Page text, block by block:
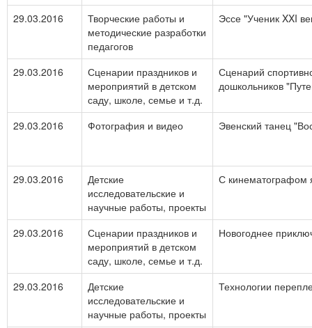
29.03.2016
Творческие работы и
методические разработки
педагогов
Эссе "Ученик XXI
29.03.2016
Сценарии праздников и
мероприятий в детском
саду, школе, семье и т.д.
Сценарий
дошкольников
29.03.2016 Фотография и видео Эвенский танец
29.03.2016
Детские
исследовательские и
научные работы, проекты
С кинематографом
29.03.2016
Сценарии праздников и
мероприятий в детском
саду, школе, семье и т.д.
Новогоднее
29.03.2016
Детские
исследовательские и
научные работы, проекты
Технологии